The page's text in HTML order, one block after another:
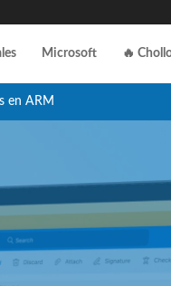
Microsoft 🔥
en ARM